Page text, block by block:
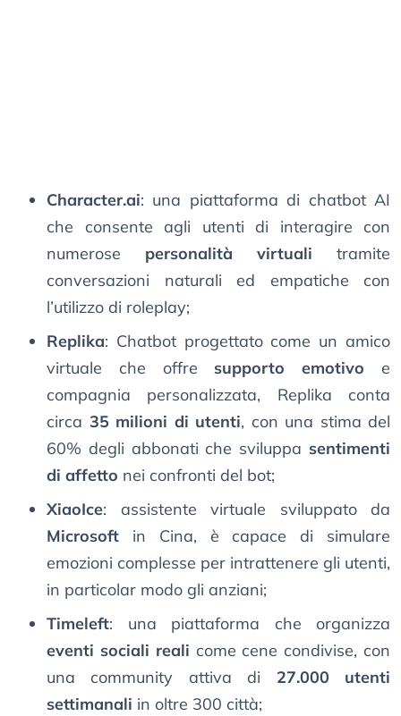
Character.ai: una piattaforma di chatbot AI
che consente agli utenti di interagire con
numerose personalità virtuali tramite
conversazioni naturali ed empatiche con
l’utilizzo di roleplay;
Replika: Chatbot progettato come un amico
virtuale che offre supporto emotivo e
compagnia personalizzata, Replika conta
circa 35 milioni di utenti, con una stima del
60% degli abbonati che sviluppa sentimenti
di affetto nei confronti del bot;
XiaoIce: assistente virtuale sviluppato da
Microsoft in Cina, è capace di simulare
emozioni complesse per intrattenere gli utenti,
in particolar modo gli anziani;
Timeleft: una piattaforma che organizza
eventi sociali reali come cene condivise, con
una community attiva di 27.000 utenti
settimanali in oltre 300 città;